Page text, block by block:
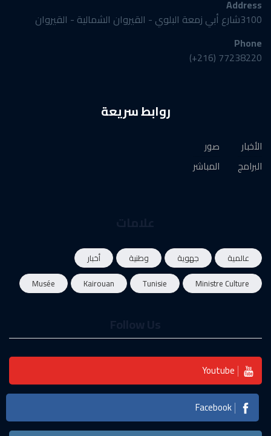
Address
3100شارع أبي زمعة البلوي - القيروان الشمالية - القيروان
Phone
77238220 (216+)
روابط سريعة
الأخبار
البرامج
صور
المباشر
عالمية جهوية وطنية
أخبار
Ministre Culture
Tunisie
Kairouan
Musée
Youtube
Facebook